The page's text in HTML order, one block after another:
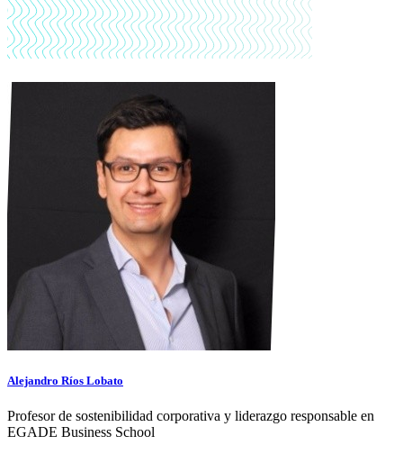
Alejandro Ríos Lobato
Profesor de sostenibilidad corporativa y liderazgo responsable en
EGADE Business School